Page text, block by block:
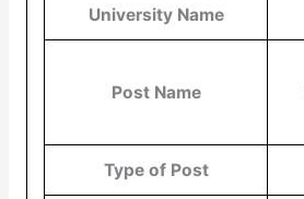
University Name
Post Name
Type of Post